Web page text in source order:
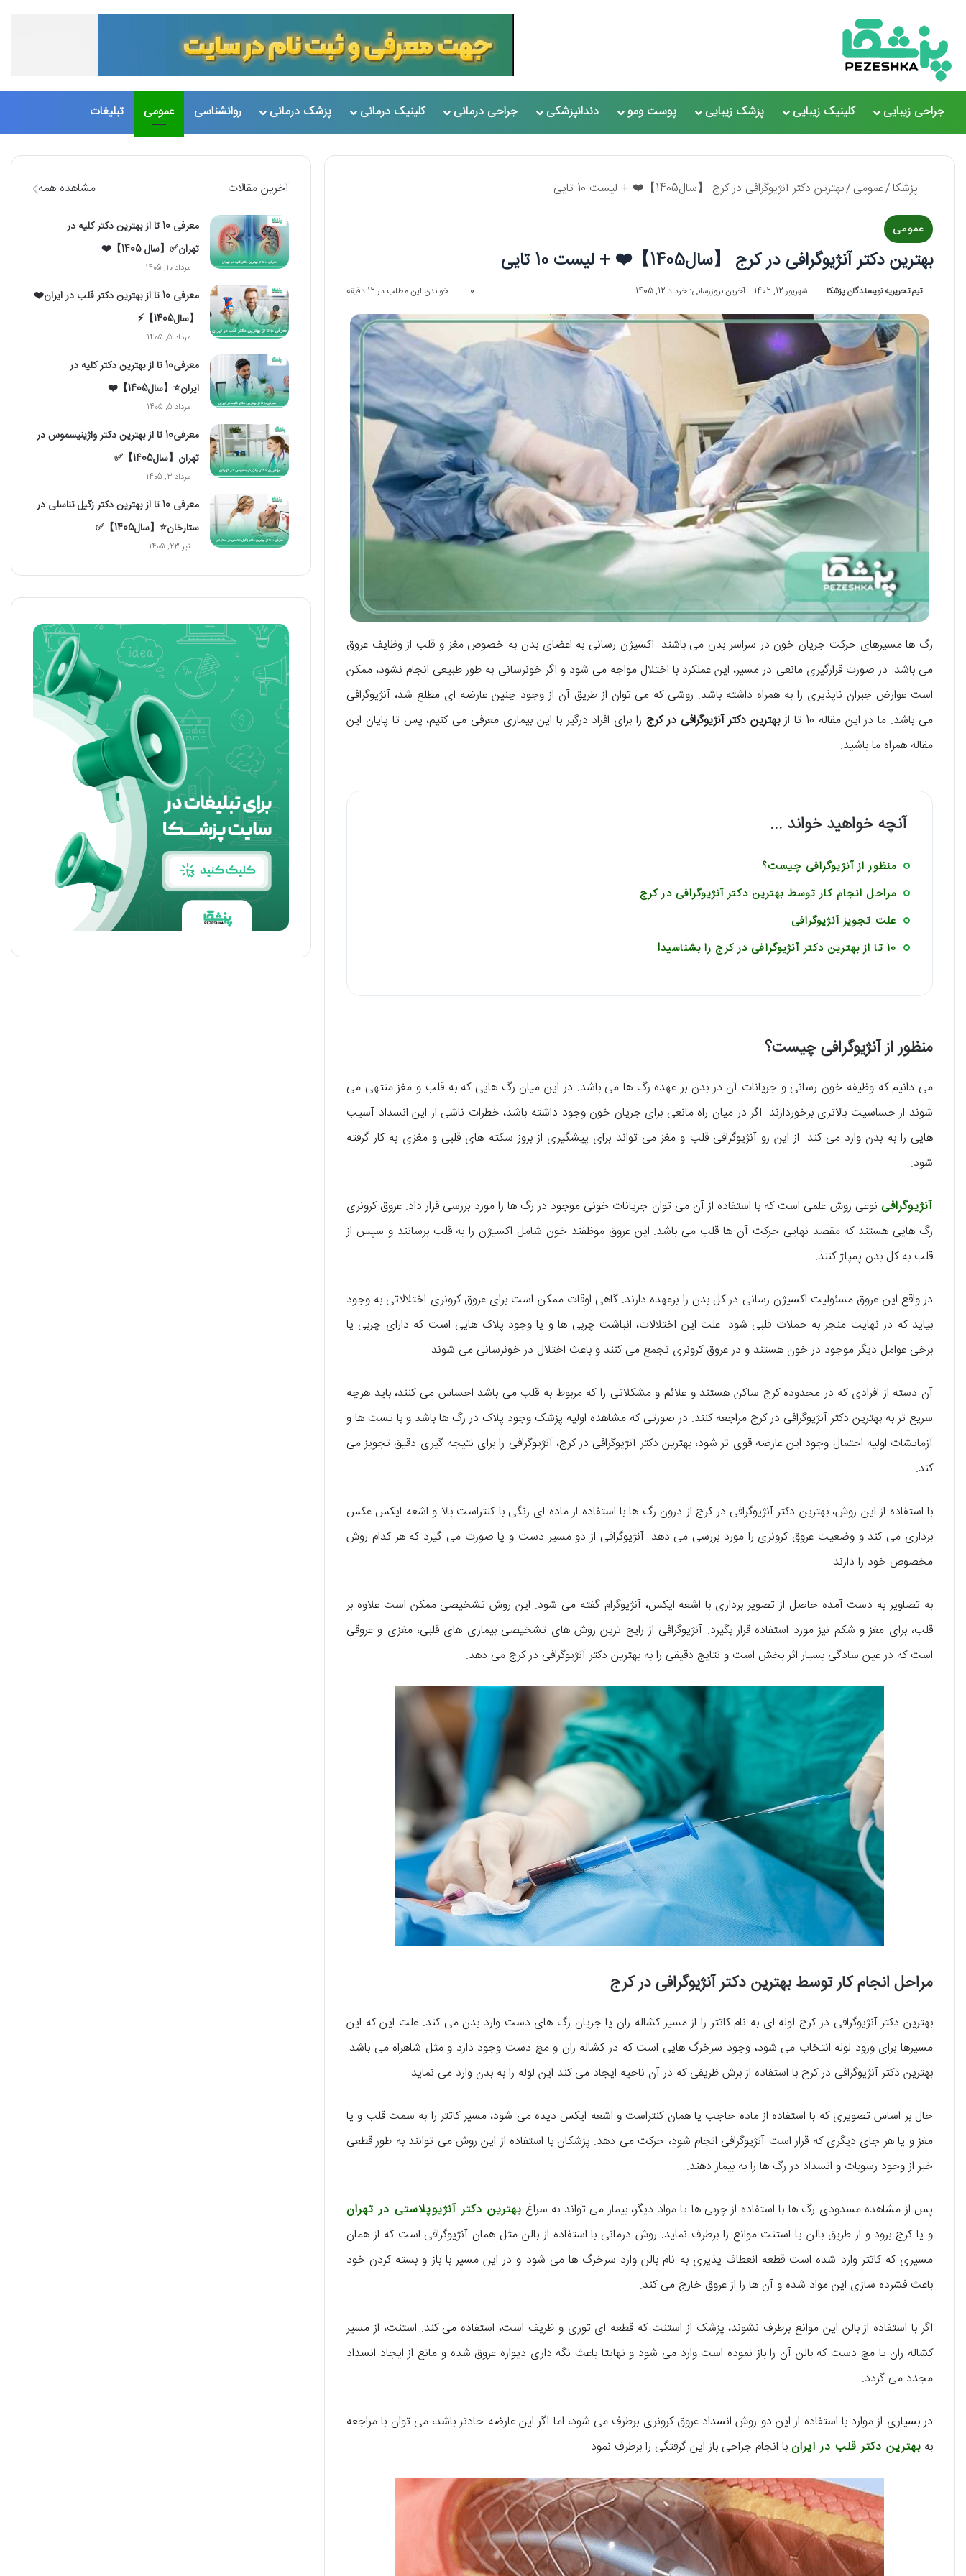
جراحی زیبایی کلینیک زیبایی پزشک زیبایی پوست ومو دندانپزشکی جراحی درمانی کلینیک درمانی پزشک درمانی روانشناسی عمومی تبلیغات
پزشکا/عمومی/بهترین دکتر آنژیوگرافی در کرج 【سال1405】❤️ + لیست 10 تایی
عمومی
بهترین دکتر آنژیوگرافی در کرج 【سال1405】❤️ + لیست 10 تایی
تیم تحریریه نویسندگان پزشکا شهریور 12, 1402 آخرین بروزرسانی: خرداد 12, 1405 0 خواندن این مطلب در 12 دقیقه
رگ ها مسیرهای حرکت جریان خون در سراسر بدن می باشند. اکسیژن رسانی به اعضای بدن به خصوص مغز و قلب از وظایف عروق
می باشد. در صورت قرارگیری مانعی در مسیر، این عملکرد با اختلال مواجه می شود و اگر خونرسانی به طور طبیعی انجام نشود، ممکن
است عوارض جبران ناپذیری را به همراه داشته باشد. روشی که می توان از طریق آن از وجود چنین عارضه ای مطلع شد، آنژیوگرافی
می باشد. ما در این مقاله 10 تا از
بهترین دکتر آنژیوگرافی در کرج را برای افراد درگیر با این بیماری معرفی می کنیم، پس تا پایان این
مقاله همراه ما باشید.
آنچه خواهید خواند ...
منظور از آنژیوگرافی چیست؟
مراحل انجام کار توسط بهترین دکتر آنژیوگرافی در کرج
علت تجویز آنژیوگرافی
10 تا از بهترین دکتر آنژیوگرافی در کرج را بشناسید!
منظور از آنژیوگرافی چیست؟
می دانیم که وظیفه خون رسانی و جریانات آن در بدن بر عهده رگ ها می باشد. در این میان رگ هایی که به قلب و مغز منتهی می
شوند از حساسیت بالاتری برخوردارند. اگر در میان راه مانعی برای جریان خون وجود داشته باشد، خطرات ناشی از این انسداد آسیب
هایی را به بدن وارد می کند. از این رو آنژیوگرافی قلب و مغز می تواند برای پیشگیری از بروز سکته های قلبی و مغزی به کار گرفته
شود.
آنژیوگرافی نوعی روش علمی است که با استفاده از آن می توان جریانات خونی موجود در رگ ها را مورد بررسی قرار داد. عروق کرونری
رگ هایی هستند که مقصد نهایی حرکت آن ها قلب می باشد. این عروق موظفند خون شامل اکسیژن را به قلب برسانند و سپس از
قلب به کل بدن پمپاژ کنند.
در واقع این عروق مسئولیت اکسیژن رسانی در کل بدن را برعهده دارند. گاهی اوقات ممکن است برای عروق کرونری اختلالاتی به وجود
بیاید که در نهایت منجر به حملات قلبی شود. علت این اختلالات، انباشت چربی ها و یا وجود پلاک هایی است که دارای چربی یا
برخی عوامل دیگر موجود در خون هستند و در عروق کرونری تجمع می کنند و باعث اختلال در خونرسانی می شوند.
آن دسته از افرادی که در محدوده کرج ساکن هستند و علائم و مشکلاتی را که مربوط به قلب می باشد احساس می کنند، باید هرچه
سریع تر به بهترین دکتر آنژیوگرافی در کرج مراجعه کنند. در صورتی که مشاهده اولیه پزشک وجود پلاک در رگ ها باشد و با تست ها و
آزمایشات اولیه احتمال وجود این عارضه قوی‌ تر شود، بهترین دکتر آنژیوگرافی در کرج، آنژیوگرافی را برای نتیجه گیری دقیق تجویز می
کند.
با استفاده از این روش، بهترین دکتر آنژیوگرافی در کرج از درون رگ ها با استفاده از ماده ای رنگی با کنتراست بالا و اشعه ایکس عکس
برداری می کند و وضعیت عروق کرونری را مورد بررسی می دهد. آنژیوگرافی از دو مسیر دست و پا صورت می گیرد که هر کدام روش
مخصوص خود را دارند.
به تصاویر به دست آمده حاصل از تصویر برداری با اشعه ایکس، آنژیوگرام گفته می شود. این روش تشخیصی ممکن است علاوه بر
قلب، برای مغز و شکم نیز مورد استفاده قرار بگیرد. آنژیوگرافی از رایج ترین روش های تشخیصی بیماری های قلبی، مغزی و عروقی
است که در عین سادگی بسیار اثر بخش است و نتایج دقیقی را به بهترین دکتر آنژیوگرافی در کرج می دهد.
مراحل انجام کار توسط بهترین دکتر آنژیوگرافی در کرج
بهترین دکتر آنژیوگرافی در کرج لوله ای به نام کاتتر را از مسیر کشاله ران یا جریان رگ های دست وارد بدن می کند. علت این که این
مسیرها برای ورود لوله انتخاب می شود، وجود سرخرگ هایی است که در کشاله ران و مچ دست وجود دارد و مثل شاهراه می باشد.
بهترین دکتر آنژیوگرافی در کرج با استفاده از برش ظریفی که در آن ناحیه ایجاد می کند این لوله را به بدن وارد می نماید.
حال بر اساس تصویری که با استفاده از ماده حاجب یا همان کنتراست و اشعه ایکس دیده می شود، مسیر کاتتر را به سمت قلب و یا
مغز و یا هر جای دیگری که قرار است آنژیوگرافی انجام شود، حرکت می دهد. پزشکان با استفاده از این روش می توانند به طور قطعی
خبر از وجود رسوبات و انسداد در رگ ها را به بیمار دهند.
پس از مشاهده مسدودی رگ ها با استفاده از چربی ها یا مواد دیگر، بیمار می تواند به سراغ بهترین دکتر آنژیوپلاستی در تهران
و یا کرج برود و از طریق بالن یا استنت موانع را برطرف نماید. روش درمانی با استفاده از بالن مثل همان آنژیوگرافی است که از همان
مسیری که کاتتر وارد شده است قطعه انعطاف پذیری به نام بالن وارد سرخرگ ها می شود و در این مسیر با باز و بسته کردن خود
باعث فشرده سازی این مواد شده و آن ها را از عروق خارج می کند.
اگر با استفاده از بالن این موانع برطرف نشوند، پزشک از استنت که قطعه ای توری و ظریف است، استفاده می کند. استنت، از مسیر
کشاله ران یا مچ دست که بالن آن را باز نموده است وارد می شود و نهایتا باعث نگه داری دیواره عروق شده و مانع از ایجاد انسداد
مجدد می گردد.
در بسیاری از موارد با استفاده از این دو روش انسداد عروق کرونری برطرف می شود، اما اگر این عارضه حادتر باشد، می توان با مراجعه
به بهترین دکتر قلب در ایرانبا انجام جراحی باز این گرفتگی را برطرف نمود.
آخرین مقالات مشاهده همه
معرفی 10 تا از بهترین دکتر کلیه در
تهران✅【سال 1405】❤️
مرداد 10, 1405
معرفی 10 تا از بهترین دکتر قلب در ایران❤️
【سال1405】⚡️
مرداد 5, 1405
معرفی10 تا از بهترین دکتر کلیه در
ایران⭐【سال1405】❤️
مرداد 5, 1405
معرفی10 تا از بهترین دکتر واژینیسموس در
تهران【سال1405】✅
مرداد 3, 1405
معرفی 10 تا از بهترین دکتر زگیل تناسلی در
ستارخان⭐【سال1405】✅
تیر 23, 1405